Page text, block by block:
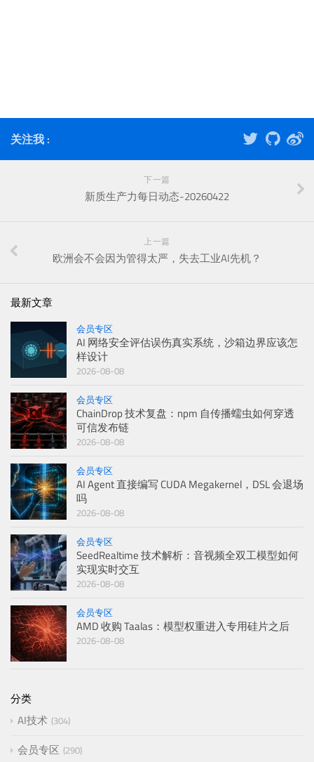
关注我 :
下一篇
新质生产力每日动态-20260422
上一篇
欧洲会不会因为管得太严，失去工业AI先机？
最新文章
会员专区
AI 网络安全评估误伤真实系统，沙箱边界应该怎
样设计
2026-08-08
会员专区
ChainDrop 技术复盘：npm 自传播蠕虫如何穿透
可信发布链
2026-08-08
会员专区
AI Agent 直接编写 CUDA Megakernel，DSL 会退场
吗
2026-08-08
会员专区
SeedRealtime 技术解析：音视频全双工模型如何
实现实时交互
2026-08-08
会员专区
AMD 收购 Taalas：模型权重进入专用硅片之后
2026-08-08
分类
AI技术 304
会员专区 290